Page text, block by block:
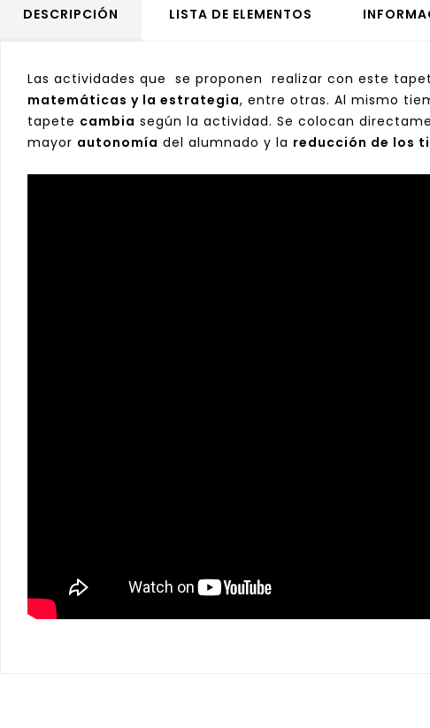
DESCRIPCIÓN LISTA DE ELEMENTOS
Las actividades que se proponen realizar con este
matemáticas y la estrategia, entre otras. Al mismo
tapete cambia según la actividad. Se colocan
mayor autonomía del alumnado y la reducción de los